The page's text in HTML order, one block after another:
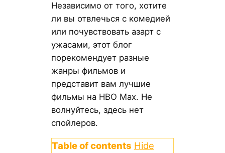
Независимо от того, хотите
ли вы отвлечься с комедией
или почувствовать азарт с
ужасами, этот блог
порекомендует разные
жанры фильмов и
представит вам лучшие
фильмы на HBO Max. Не
волнуйтесь, здесь нет
спойлеров.
Table of contents Hide